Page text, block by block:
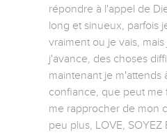
répondre à l'appel de
long et sinueux, parfois
vraiment ou je vais,
j'avance, des choses
maintenant je m'attends
confiance, que peut me
me rapprocher de mon
peu plus, LOVE, SOYEZ